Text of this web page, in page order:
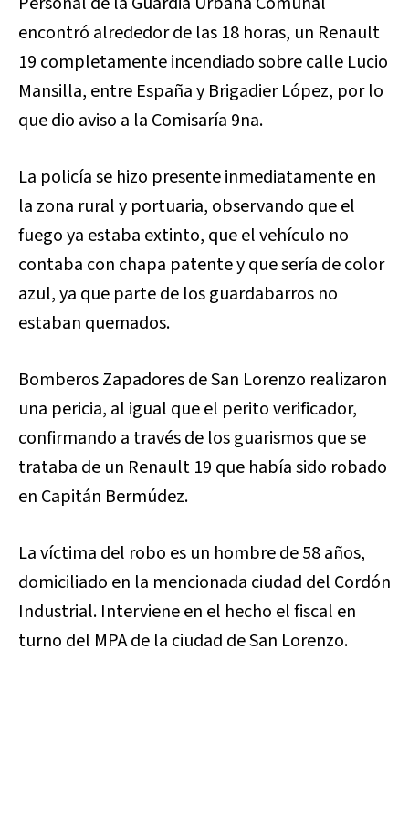
encontró alrededor de las 18 horas, un Renault
19 completamente incendiado sobre calle Lucio
Mansilla, entre España y Brigadier López, por lo
que dio aviso a la Comisaría 9na.
La policía se hizo presente inmediatamente en
la zona rural y portuaria, observando que el
fuego ya estaba extinto, que el vehículo no
contaba con chapa patente y que sería de color
azul, ya que parte de los guardabarros no
estaban quemados.
Bomberos Zapadores de San Lorenzo realizaron
una pericia, al igual que el perito verificador,
confirmando a través de los guarismos que se
trataba de un Renault 19 que había sido robado
en Capitán Bermúdez.
La víctima del robo es un hombre de 58 años,
domiciliado en la mencionada ciudad del Cordón
Industrial. Interviene en el hecho el fiscal en
turno del MPA de la ciudad de San Lorenzo.